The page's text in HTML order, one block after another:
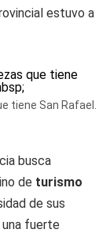
estuvo a
tiene San Rafael.
busca
de turismo
de sus
una fuerte